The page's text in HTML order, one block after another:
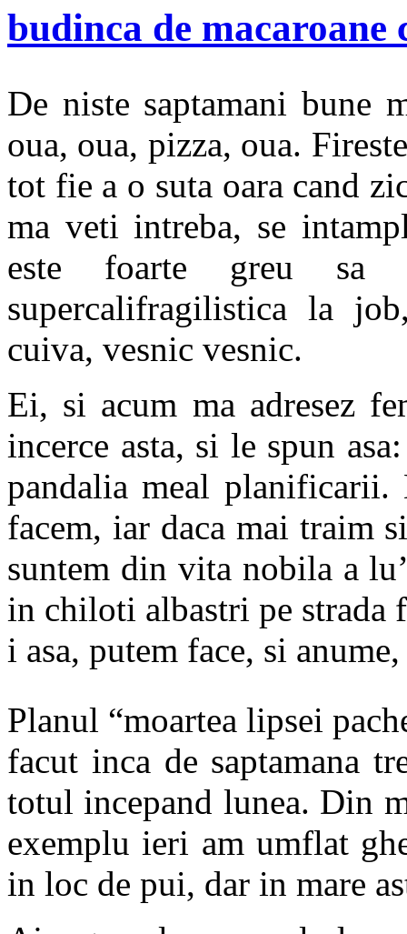
budinca de macaroane
De niste saptamani bune
oua, oua, pizza, oua.
tot fie a o suta oara cand
ma veti intreba, se
este foarte greu sa
supercalifragilistica la
cuiva, vesnic vesnic.
Ei, si acum ma adresez
incerce asta, si le spun
pandalia meal
facem, iar daca mai traim
suntem din vita nobila a
in chiloti albastri pe strada
i asa, putem face, si
Planul “moartea lipsei
facut inca de saptamana
totul incepand lunea. Din
exemplu ieri am umflat
in loc de pui, dar in mare